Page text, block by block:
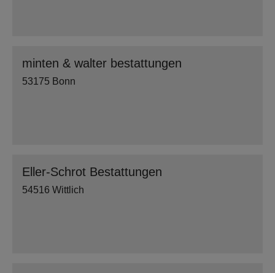
minten & walter bestattungen
53175 Bonn
Eller-Schrot Bestattungen
54516 Wittlich